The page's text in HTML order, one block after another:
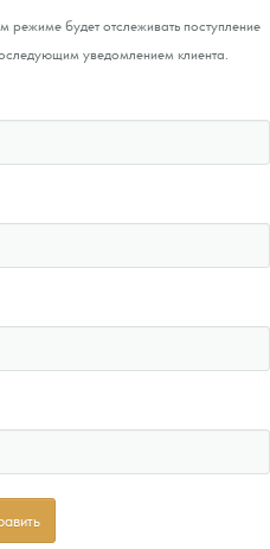
режиме будет отслеживать поступление
уведомлением клиента.